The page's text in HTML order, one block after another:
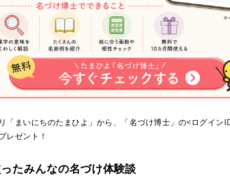
「まいにちのたまひよ」から、「名づけ博士」の<ログイン
レゼント！
ったみんなの名づけ体験談